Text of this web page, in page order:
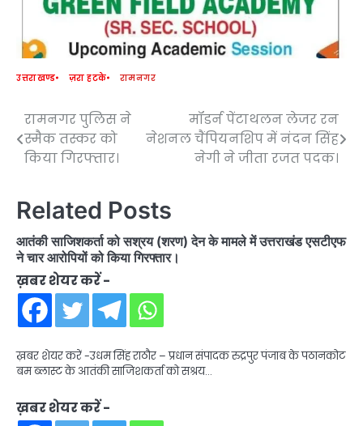
उत्तराखण्ड ज़रा हटके रामनगर
Post
navigation
रामनगर पुलिस ने
स्मैक तस्कर को
किया गिरफ्तार।
मॉडर्न पेंटाथलन लेजर रन
नेशनल चैंपियनशिप में नंदन सिंह
नेगी ने जीता रजत पदक।
Related Posts
आतंकी साजिशकर्ता को सश्रय (शरण) देन के मामले में उत्तराखंड एसटीएफ
ने चार आरोपियों को किया गिरफ्तार।
ख़बर शेयर करें -
ख़बर शेयर करें -उधम सिंह राठौर – प्रधान संपादक रुद्रपुर पंजाब के पठानकोट
बम ब्लास्ट के आतंकी साजिशकर्ता को सश्रय…
ख़बर शेयर करें -